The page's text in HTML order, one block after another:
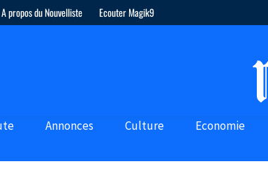
A propos du Nouvelliste Ecouter Magik9
Annonces Culture Economie